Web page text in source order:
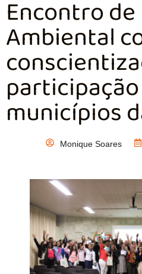
Encontro
Ambiental
municípios
Monique Soares